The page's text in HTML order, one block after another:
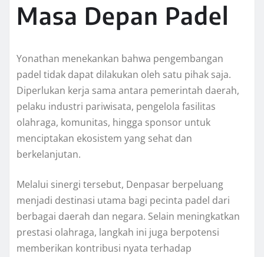
Masa Depan Padel
Yonathan menekankan bahwa pengembangan
padel tidak dapat dilakukan oleh satu pihak saja.
Diperlukan kerja sama antara pemerintah daerah,
pelaku industri pariwisata, pengelola fasilitas
olahraga, komunitas, hingga sponsor untuk
menciptakan ekosistem yang sehat dan
berkelanjutan.
Melalui sinergi tersebut, Denpasar berpeluang
menjadi destinasi utama bagi pecinta padel dari
berbagai daerah dan negara. Selain meningkatkan
prestasi olahraga, langkah ini juga berpotensi
memberikan kontribusi nyata terhadap